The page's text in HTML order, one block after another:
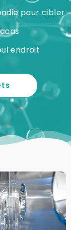
pour cibler
endroit